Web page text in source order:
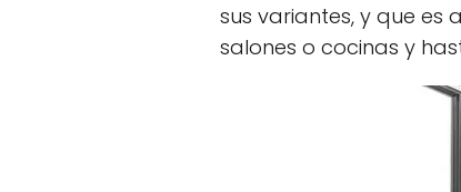
sus variantes, y que es
salones o cocinas y